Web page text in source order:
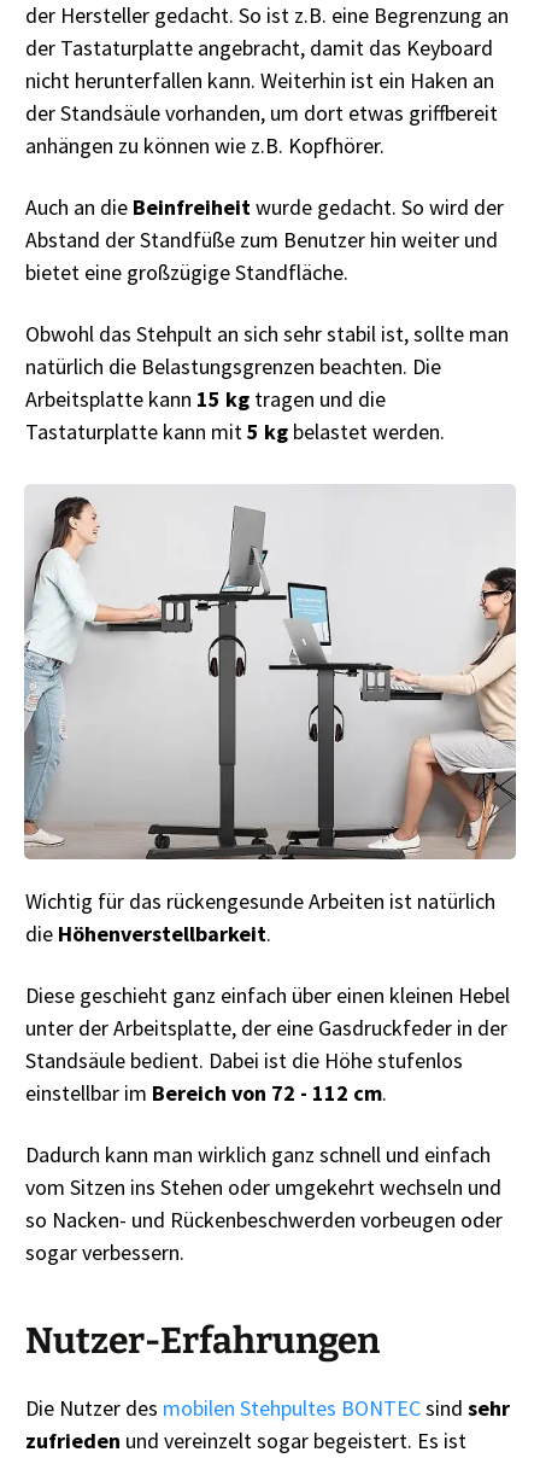
der Hersteller gedacht. So ist z.B. eine Begrenzung an
der Tastaturplatte angebracht, damit das Keyboard
nicht herunterfallen kann. Weiterhin ist ein Haken an
der Standsäule vorhanden, um dort etwas griffbereit
anhängen zu können wie z.B. Kopfhörer.
Auch an die Beinfreiheitwurde gedacht. So wird der
Abstand der Standfüße zum Benutzer hin weiter und
bietet eine großzügige Standfläche.
Obwohl das Stehpult an sich sehr stabil ist, sollte man
natürlich die Belastungsgrenzen beachten. Die
Arbeitsplatte kann 15 kg tragen und die
Tastaturplatte kann mit5 kg belastet werden.
Wichtig für das rückengesunde Arbeiten ist natürlich
die Höhenverstellbarkeit.
Diese geschieht ganz einfach über einen kleinen Hebel
unter der Arbeitsplatte, der eine Gasdruckfeder in der
Standsäule bedient. Dabei ist die Höhe stufenlos
einstellbar im Bereich von 72 - 112 cm.
Dadurch kann man wirklich ganz schnell und einfach
vom Sitzen ins Stehen oder umgekehrt wechseln und
so Nacken- und Rückenbeschwerden vorbeugen oder
sogar verbessern.
Nutzer-Erfahrungen
Die Nutzer des mobilen Stehpultes BONTECsind sehr
zufrieden und vereinzelt sogar begeistert. Es ist